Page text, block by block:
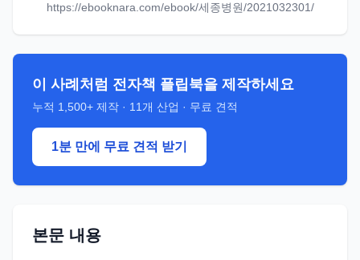
https://ebooknara.com/ebook/세종병원/2021032301/
이 사례처럼 전자책 플립북을 제작하세요
누적 1,500+ 제작 · 11 개 산업 · 무료 견적
1분 만에 무료 견적 받기
본문 내용